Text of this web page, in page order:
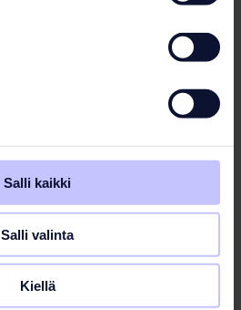
Salli kaikki
Salli valinta
Kiellä